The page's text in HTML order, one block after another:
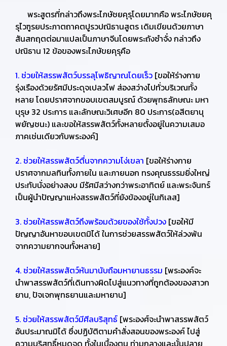
พระสูตรที่กล่าวถึงพระไภษัชยคุรุโดยมากคือ พระไภษัชยคุ
รุไวฑูรยประภาตถาคตปูรวปณิธานสูตร เดิมเขียนด้วยภาษา
สันสกฤตต่อมาแปลเป็นภาษาจีนโดยพระถังซำจั๋ง กล่าวถึง
ปณิธาน 12 ข้อของพระไภษัขยคุรุคือ
1. ช่วยให้สรรพสัตว์บรรลุโพธิญาณโดยเร็ว [ขอให้ร่างกาย
รุ่งเรืองด้วยรัศมีประดุจเปลวไฟ ส่องสว่างไปทั่วบริเวณทั้ง
หลาย โดยปราศจากขอบเขตสมบูรณ์ ด้วยพุทธลักษณะ มหา
บุรุษ 32 ประการ และลักษณะวิเศษอีก 80 ประการ(อสีตยานุ
พยัญชนะ) และขอให้สรรพสัตว์ทั้งหลายตั้งอยู่ในความเสมอ
ภาคเช่นเดียวกับพระองค์]
2. ช่วยให้สรรพสัตว์ตื่นจากความโง่เขลา [ขอให้ร่างกาย
ปราศจากมลทินทั้งภายใน และภายนอก ทรงคุณธรรมยิ่งใหญ่
ประทับนั่งอย่างสงบ มีรัศมีสว่างกว่าพระอาทิตย์ และพระจันทร์
เป็นผู้นำปัญญาแห่งสรรพสัตว์ที่ยังข้องอยู่ในกิเลส]
3. ช่วยให้สรรพสัตว์ถึงพร้อมด้วยของใช้ทั้งปวง [ขอให้มี
ปัญญาอันหาขอบเขตมิได้ ในการช่วยสรรพสัตว์ให้ล่วงพ้น
จากความยากจนทั้งหลาย]
4. ช่วยให้สรรพสัตว์หันมานับถือมหายานธรรม [พระองค์จะ
นำพาสรรพสัตว์ที่เดินทางผิดไปสู่แนวทางที่ถูกต้องของสาวก
ยาน, ปัจเจกพุทธยานและมหายาน]
5. ช่วยให้สรรพสัตว์มีศีลบริสุทธ์ [พระองศ์จะนำพาสรรพสัตว์
อันประมาณมิได้ ซึ่งปฏิบัติตามคำสั่งสอนของพระองค์ ไปสู่
ความบริสุทธิ์หมดจด ทั้งในเบื้องตน ท่ามกลางและบั้นปลาย